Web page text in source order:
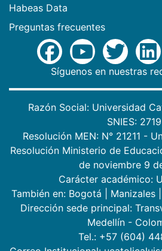
Habeas Data
Preguntas frecuentes
Síguenos en nuestras
Razón Social: Universidad
SNIES: 2719
Resolución MEN: N° 21211 -
Resolución Ministerio de
de noviembre 9
Carácter académico:
También en: Bogotá Manizales
Dirección sede principal:
Medellín -
Tel.: +57 (604)